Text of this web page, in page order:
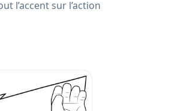
l’accent sur l’action